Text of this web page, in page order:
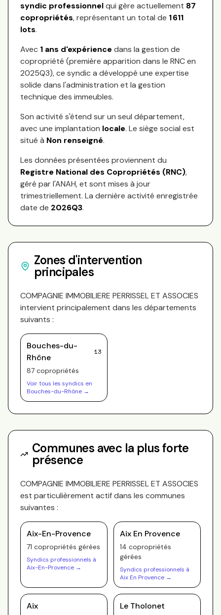
syndic professionnelqui gère actuellement 87
copropriétés, représentant un total de 1 611
lots.
Avec 1 ans d'expérience dans la gestion de
copropriété (première apparition dans le RNC en
2025Q3), ce syndic a développé une expertise
solide dans l'administration et la gestion
technique des immeubles.
Son activité s'étend surun seul département,
avec une implantation locale. Le siège social est
situé à Non renseigné.
Les données présentées proviennent du
Registre National des Copropriétés (RNC),
géré par l'ANAH, et sont mises à jour
trimestriellement. La dernière activité enregistrée
date de 2026Q3.
Zones d'intervention
principales
COMPAGNIE IMMOBILIERE PERRISSEL ET ASSOCIES
intervient principalement dans les départements
suivants :
Bouches-du-
Rhône
13
87 copropriétés
Voir tous les syndics en
Bouches-du-Rhône →
Communes avec la plus forte
présence
COMPAGNIE IMMOBILIERE PERRISSEL ET ASSOCIES
est particulièrement actif dans les communes
suivantes :
Aix-En-Provence
71 copropriétés gérées
Syndics professionnels à
Aix-En-Provence →
Aix En Provence
14 copropriétés
gérées
Syndics professionnels à
Aix En Provence →
Aix Le Tholonet